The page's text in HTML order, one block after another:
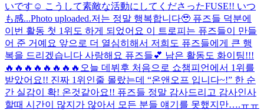
いです☺️ こうして素敵な活動にしてくださったFUSE!! いつ
も感...Photo uploaded.저는 정말 행복합니다🥹 퓨즈들 덕분에
이번 활동 첫 1위도 하게 되었어요 이 트로피는 퓨즈들이 만들
어 준 거예요 앞으로 더 열심히해서 저희도 퓨즈들에게 큰 행
복을 드리겠습니다 사랑해요 퓨즈들💕 남은 활동도 화이팅!!!
🔥🔥🔥🔥🔥🔥🔥🔥 오늘 데뷔후 처음으로 쇼챔피언에서 1위를
받았어요!! 진짜 1위인줄 몰랐는데 “온앤오프 입니다~!” 한 순
간 실감이 확! 온것같아요!! 퓨즈들 정말 감사드리고 감사인사
할때 시간이 많지가 않아서 모든 분들 얘기를 못했지만….ㅠㅠ